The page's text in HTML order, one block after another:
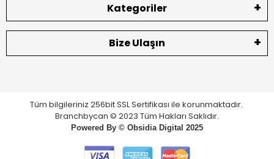
Kategoriler
Bize Ulaşın
Tüm bilgileriniz 256bit SSL Sertifikası ile korunmaktadır.
Branchbycan © 2023 Tüm Hakları Saklıdır.
Powered By © Obsidia Digital 2025